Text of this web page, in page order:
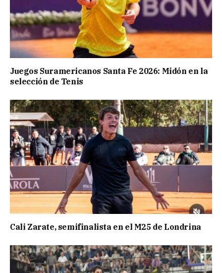
Juegos Suramericanos Santa Fe 2026: Midón en la
selección de Tenis
Cali Zarate, semifinalista en el M25 de Londrina